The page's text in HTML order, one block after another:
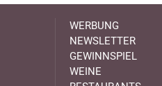
WERBUNG
NEWSLETTER
GEWINNSPIEL
WEINE